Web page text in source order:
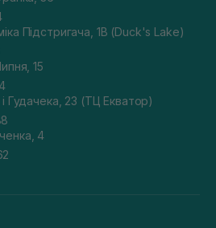
Підстригача, 1В (Duck's Lake)
15
і Гудачека, 23 (ТЦ Екватор)
4